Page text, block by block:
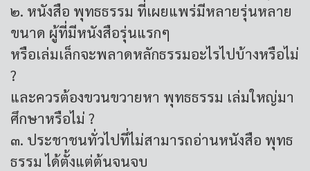
๒. หนังสือ พุทธธรรม ที่เผยแพร่มีหลายรุ่นหลาย
ขนาด ผู้ที่มีหนังสือรุ่นแรกๆ
หรือเล่มเล็กจะพลาดหลักธรรมอะไรไปบ้างหรือไม่
?
และควรต้องขวนขวายหา พุทธธรรม เล่มใหญ่มา
ศึกษาหรือไม่ ?
๓. ประชาชนทั่วไปที่ไม่สามารถอ่านหนังสือ พุทธ
ธรรม ได้ตั้งแต่ต้นจนจบ